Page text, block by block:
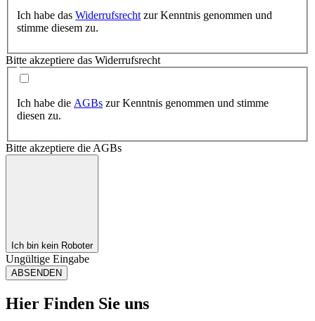
Ich habe das Widerrufsrecht zur Kenntnis genommen und
stimme diesem zu.
Bitte akzeptiere das Widerrufsrecht
Ich habe die AGBs zur Kenntnis genommen und stimme
diesen zu.
Bitte akzeptiere die AGBs
Ich bin kein Roboter
Ungültige Eingabe
ABSENDEN
Hier Finden Sie uns